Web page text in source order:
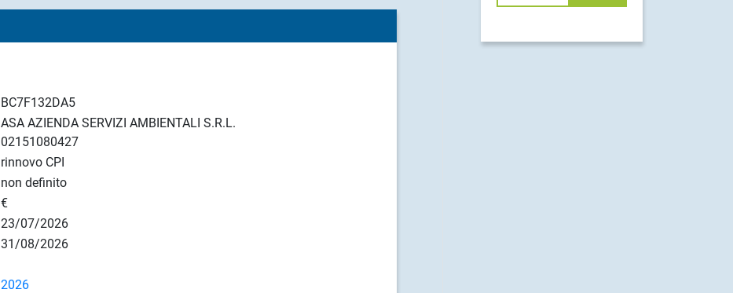
BC7F132DA5
ASA AZIENDA SERVIZI AMBIENTALI S.R.L.
02151080427
rinnovo CPI
non definito
€
23/07/2026
31/08/2026
2026